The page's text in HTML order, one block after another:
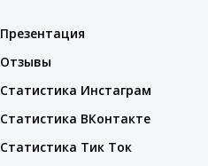
Презентация
Отзывы
Статистика Инстаграм
Статистика ВКонтакте
Статистика Тик Ток